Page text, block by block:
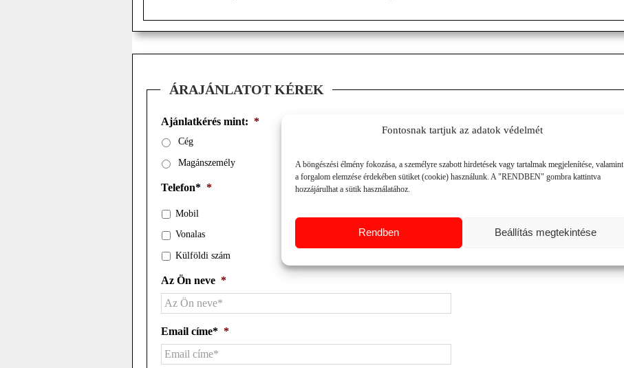
Fontosnak tartjuk az adatok védelmét
A böngészési élmény fokozása, a személyre szabott hirdetések vagy tartalmak megjelenítése, valamint
a forgalom elemzése érdekében sütiket (cookie) használunk. A "RENDBEN" gombra kattintva
hozzájárulhat a sütik használatához.
Rendben Beállítás megtekintése
ÁRAJÁNLATOT KÉREK
Ajánlatkérés mint: *
Cég
Magánszemély
Telefon* *
Mobil
Vonalas
Külföldi szám
Az Ön neve *
Email címe* *